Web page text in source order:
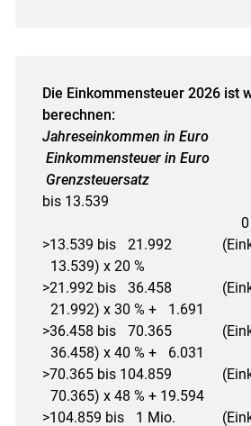
Die Einkommensteuer 2026 ist
berechnen:
Jahreseinkommen in Euro
Einkommensteuer in
Grenzsteuersatz
bis
0
>13.539 bis 21.992
13.539) x 20
>21.992 bis 36.458
21.992) x 30 % +
>36.458 bis 70.365
36.458) x 40 % +
>70.365 bis 104.859
70.365) x 48 % +
>104.859 bis 1 Mio.